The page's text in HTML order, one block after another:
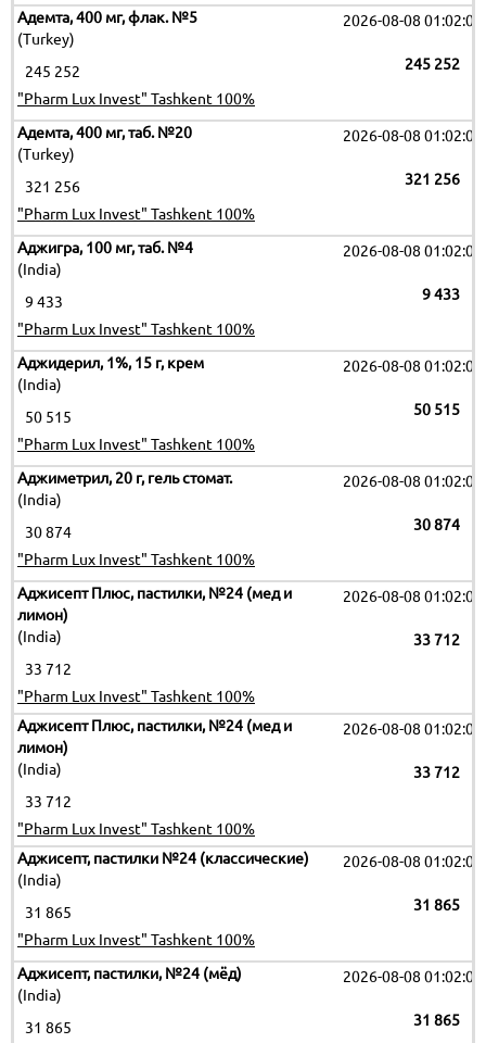
Адемта, 400 мг, флак. №5
(Turkey)
2026-08-08 01:02:09
245 252
245 252
"Pharm Lux Invest" Tashkent 100%
Адемта, 400 мг, таб. №20
(Turkey)
2026-08-08 01:02:09
321 256
321 256
"Pharm Lux Invest" Tashkent 100%
Аджигра, 100 мг, таб. №4
(India)
2026-08-08 01:02:09
9 433
9 433
"Pharm Lux Invest" Tashkent 100%
Аджидерил, 1%, 15 г, крем
(India)
2026-08-08 01:02:09
50 515
50 515
"Pharm Lux Invest" Tashkent 100%
Аджиметрил, 20 г, гель стомат.
(India)
2026-08-08 01:02:09
30 874
30 874
"Pharm Lux Invest" Tashkent 100%
Аджисепт Плюс, пастилки, №24 (мед и
лимон)
(India)
2026-08-08 01:02:09
33 712
33 712
"Pharm Lux Invest" Tashkent 100%
Аджисепт Плюс, пастилки, №24 (мед и
лимон)
(India)
2026-08-08 01:02:09
33 712
33 712
"Pharm Lux Invest" Tashkent 100%
Аджисепт, пастилки №24 (классические)
(India)
2026-08-08 01:02:09
31 865
31 865
"Pharm Lux Invest" Tashkent 100%
Аджисепт, пастилки, №24 (мёд)
(India)
2026-08-08 01:02:09
31 865
31 865